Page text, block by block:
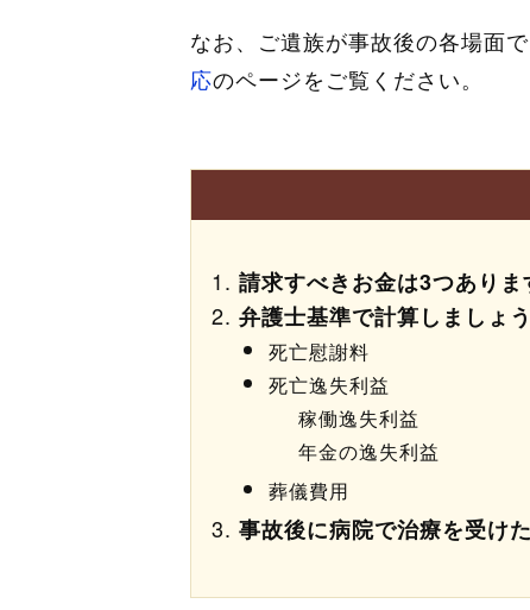
なお、ご遺族が事故後の各場面
応のページをご覧ください。
請求すべきお金は3つありま
弁護士基準で計算しましょう
死亡慰謝料
死亡逸失利益
稼働逸失利益
年金の逸失利益
葬儀費用
事故後に病院で治療を受け